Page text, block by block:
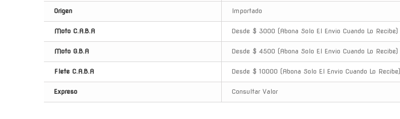
Origen Importado
Moto C.A.B.A Desde $ 3000 (Abona Solo El Envio Cuando Lo Recibe)
Moto G.B.A Desde $ 4500 (Abona Solo El Envio Cuando Lo Recibe)
Flete C.A.B.A Desde $ 10000 (Abona Solo El Envio Cuando Lo Recibe)
Expreso Consultar Valor